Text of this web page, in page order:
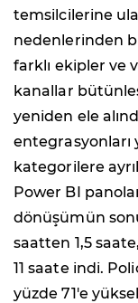
temsilcilerine
nedenlerinden
farklı ekipler ve
kanallar
yeniden ele
entegrasyonları
kategorilere
Power BI
dönüşümün
saatten 1,5
11 saate indi.
yüzde 71'e